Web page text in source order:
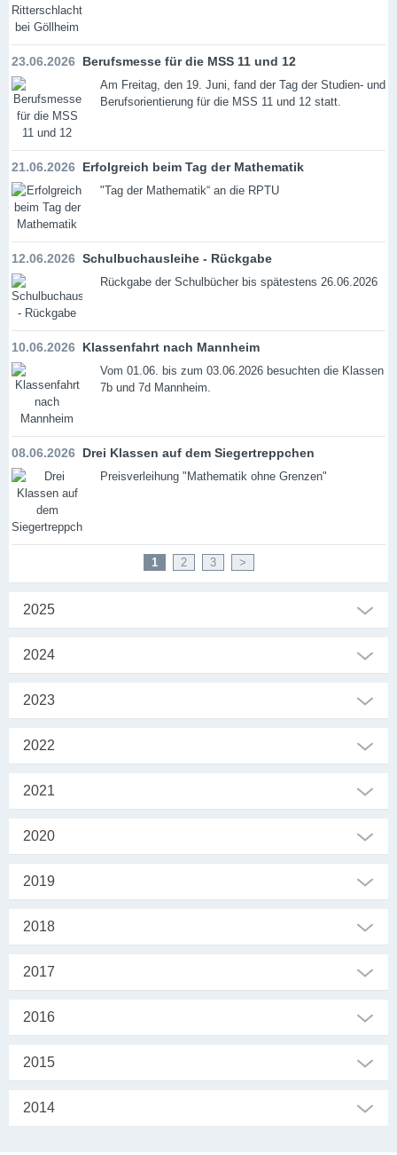
23.06.2026 Berufsmesse für die MSS 11 und 12
Am Freitag, den 19. Juni, fand der Tag der Studien- und
Berufsorientierung für die MSS 11 und 12 statt.
21.06.2026 Erfolgreich beim Tag der Mathematik
"Tag der Mathematik“ an die RPTU
12.06.2026 Schulbuchausleihe - Rückgabe
Rückgabe der Schulbücher bis spätestens 26.06.2026
10.06.2026 Klassenfahrt nach Mannheim
Vom 01.06. bis zum 03.06.2026 besuchten die Klassen
7b und 7d Mannheim.
08.06.2026 Drei Klassen auf dem Siegertreppchen
Preisverleihung "Mathematik ohne Grenzen"
1 2 3 >
2025
2024
2023
2022
2021
2020
2019
2018
2017
2016
2015
2014